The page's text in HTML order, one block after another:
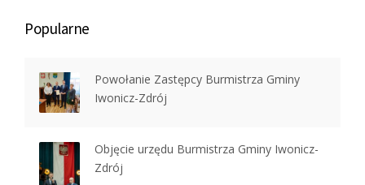
Popularne
Powołanie Zastępcy Burmistrza Gminy
Iwonicz-Zdrój
Objęcie urzędu Burmistrza Gminy Iwonicz-
Zdrój